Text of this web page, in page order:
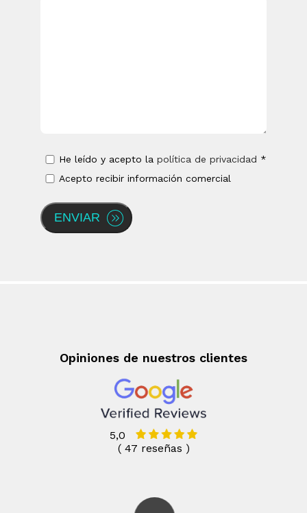
He leído y acepto la política de privacidad *
Acepto recibir información comercial
ENVIAR
Opiniones de nuestros clientes
5,0
( 47 reseñas )